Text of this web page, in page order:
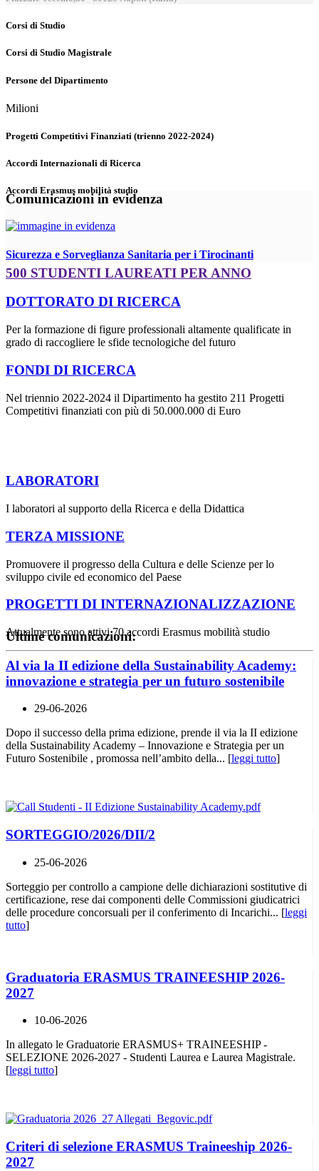
Corsi di Studio
Corsi di Studio Magistrale
Persone del Dipartimento
Milioni
Progetti Competitivi Finanziati (trienno 2022-2024)
Accordi Internazionali di Ricerca
Accordi Erasmus mobilità studio
Comunicazioni in evidenza
Sicurezza e Sorveglianza Sanitaria per i Tirocinanti
500 STUDENTI LAUREATI PER ANNO
DOTTORATO DI RICERCA
Per la formazione di figure professionali altamente qualificate in
grado di raccogliere le sfide tecnologiche del futuro
FONDI DI RICERCA
Nel triennio 2022-2024 il Dipartimento ha gestito 211 Progetti
Competitivi finanziati con più di 50.000.000 di Euro
LABORATORI
I laboratori al supporto della Ricerca e della Didattica
TERZA MISSIONE
Promuovere il progresso della Cultura e delle Scienze per lo
sviluppo civile ed economico del Paese
PROGETTI DI INTERNAZIONALIZZAZIONE
Attualmente sono attivi 70 accordi Erasmus mobilità studio
Ultime comunicazioni:
Al via la II edizione della Sustainability Academy:
innovazione e strategia per un futuro sostenibile
29-06-2026
Dopo il successo della prima edizione, prende il via la II edizione
della Sustainability Academy – Innovazione e Strategia per un
Futuro Sostenibile , promossa nell’ambito della... [leggi tutto]
SORTEGGIO/2026/DII/2
25-06-2026
Sorteggio per controllo a campione delle dichiarazioni sostitutive di
certificazione, rese dai componenti delle Commissioni giudicatrici
delle procedure concorsuali per il conferimento di Incarichi... [leggi
tutto]
Graduatoria ERASMUS TRAINEESHIP 2026-
2027
10-06-2026
In allegato le Graduatorie ERASMUS+ TRAINEESHIP -
SELEZIONE 2026-2027 - Studenti Laurea e Laurea Magistrale.
[leggi tutto]
Criteri di selezione ERASMUS Traineeship 2026-
2027